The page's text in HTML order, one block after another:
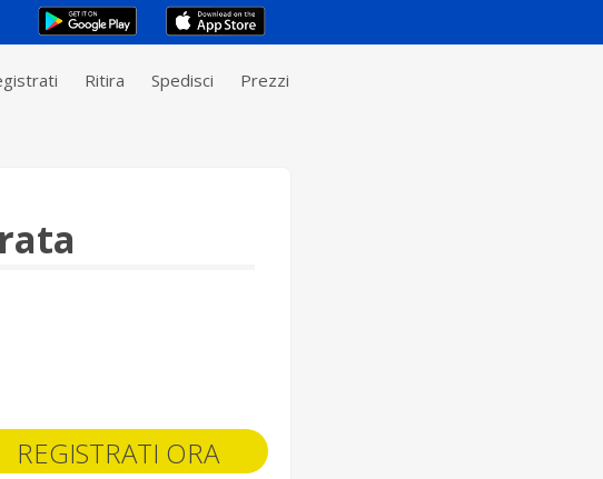
Ritira Spedisci Prezzi
REGISTRATI ORA